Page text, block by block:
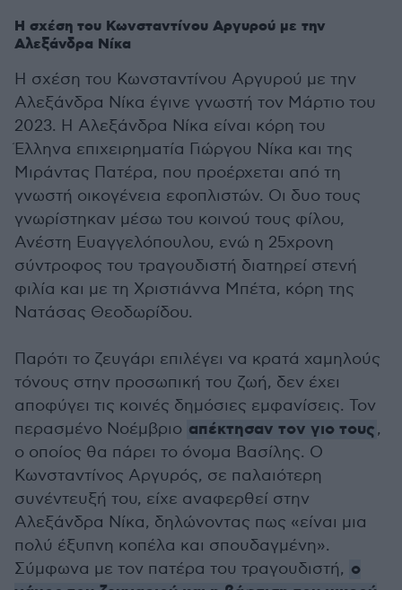
Η σχέση του Κωνσταντίνου Αργυρού με την
Αλεξάνδρα Νίκα
Η σχέση του Κωνσταντίνου Αργυρού με την
Αλεξάνδρα Νίκα έγινε γνωστή τον Μάρτιο του
2023. Η Αλεξάνδρα Νίκα είναι κόρη του
Έλληνα επιχειρηματία Γιώργου Νίκα και της
Μιράντας Πατέρα, που προέρχεται από τη
γνωστή οικογένεια εφοπλιστών. Οι δυο τους
γνωρίστηκαν μέσω του κοινού τους φίλου,
Ανέστη Ευαγγελόπουλου, ενώ η 25χρονη
σύντροφος του τραγουδιστή διατηρεί στενή
φιλία και με τη Χριστιάννα Μπέτα, κόρη της
Νατάσας Θεοδωρίδου.
Παρότι το ζευγάρι επιλέγει να κρατά χαμηλούς
τόνους στην προσωπική του ζωή, δεν έχει
αποφύγει τις κοινές δημόσιες εμφανίσεις. Τον
περασμένο Νοέμβριο απέκτησαν τον γιο τους,
ο οποίος θα πάρει το όνομα Βασίλης. Ο
Κωνσταντίνος Αργυρός, σε παλαιότερη
συνέντευξή του, είχε αναφερθεί στην
Αλεξάνδρα Νίκα, δηλώνοντας πως «είναι μια
πολύ έξυπνη κοπέλα και σπουδαγμένη».
Σύμφωνα με τον πατέρα του τραγουδιστή, ο